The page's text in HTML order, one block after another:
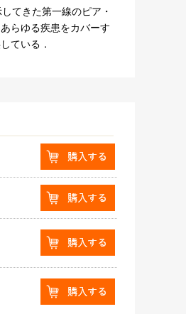
てきた第一線のピア・
らゆる疾患をカバーす
ている．